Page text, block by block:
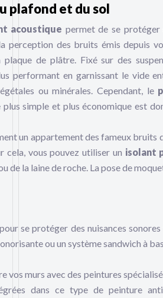
plafond et du sol
acoustique permet de se protéger
la perception des bruits émis depuis
de plâtre. Fixé sur des
performant en garnissant le vide
ou minérales. Cependant, le
simple et plus économique est
un appartement des fameux bruits
cela, vous pouvez utiliser un isolant
de la laine de roche. La pose de
se protéger des nuisances
ou un système sandwich à
vos murs avec des peintures
dans ce type de peinture